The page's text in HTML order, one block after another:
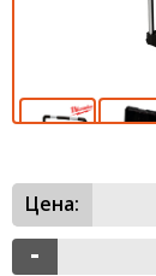
Цена: